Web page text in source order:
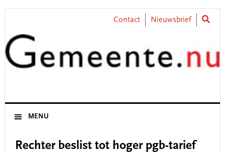
Skip
primary
navigation
Skip
content
Skip
primary
sidebar
Skip
footer
Contact Nieuwsbrief
MENU
Rechter beslist tot hoger pgb-tarief